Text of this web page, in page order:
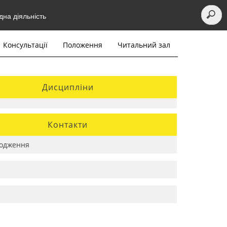
діяльність
Консультації Положення Читальний зал
Дисципліни
Контакти